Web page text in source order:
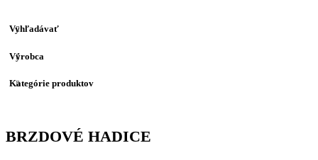
Vyhľadávať
Výrobca
Kategórie produktov
BRZDOVÉ HADICE